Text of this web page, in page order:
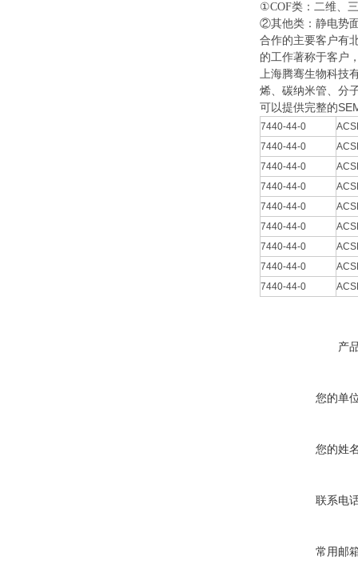
①COF类：二维、
②其他类：静电势
合作的主要客户有
的工作著称于客户
上海腾骞生物科
烯、碳纳米管、分
可以提供完整的
7440-44-0
7440-44-0
7440-44-0
7440-44-0
7440-44-0
7440-44-0
7440-44-0
7440-44-0
7440-44-0
产
您的单
您的姓
联系电
常用邮